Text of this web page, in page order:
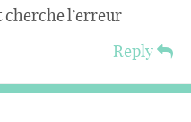
cherche l’erreur
Reply